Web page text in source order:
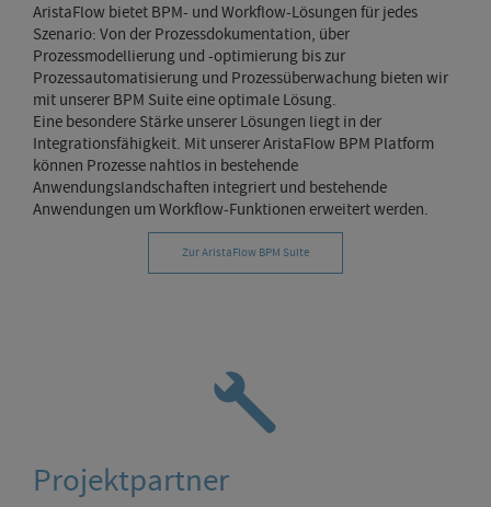
AristaFlow bietet BPM- und Workflow-Lösungen für jedes
Szenario: Von der Prozessdokumentation, über
Prozessmodellierung und -optimierung bis zur
Prozessautomatisierung und Prozessüberwachung bieten wir
mit unserer BPM Suite eine optimale Lösung.
Eine besondere Stärke unserer Lösungen liegt in der
Integrationsfähigkeit. Mit unserer AristaFlow BPM Platform
können Prozesse nahtlos in bestehende
Anwendungslandschaften integriert und bestehende
Anwendungen um Workflow-Funktionen erweitert werden.
Zur AristaFlow BPM Suite
Projektpartner